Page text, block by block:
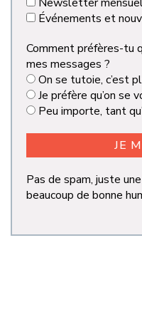
Événements et
Comment préfères-tu
mes messages ?
On se tutoie, c’est
Je préfère qu’on se
Peu importe, tant
Pas de spam, juste
beaucoup de bonne